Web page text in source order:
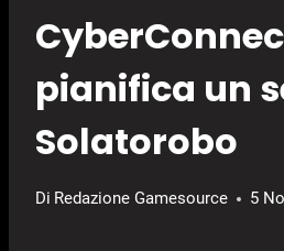
pianifica un
Solatorobo
Di Redazione Gamesource 5